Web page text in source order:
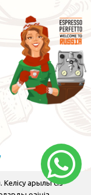
арқылы сіз
және кофе